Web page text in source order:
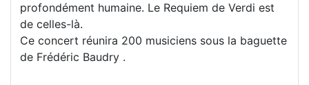
profondément humaine. Le Requiem de Verdi est
de celles-là.
Ce concert réunira 200 musiciens sous la baguette
de Frédéric Baudry .